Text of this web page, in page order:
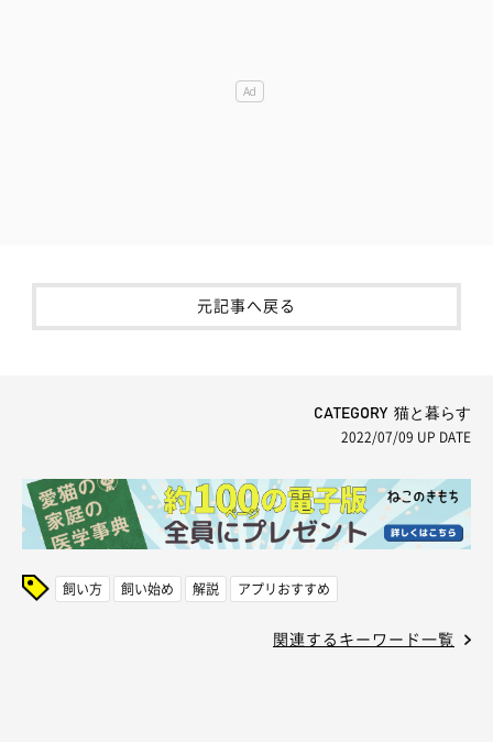
元記事へ戻る
CATEGORY 猫と暮らす
2022/07/09 UP DATE
飼い方 飼い始め 解説 アプリおすすめ
関連するキーワード一覧